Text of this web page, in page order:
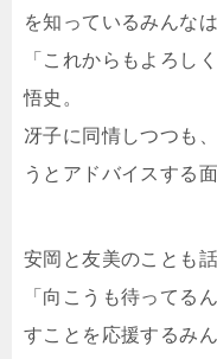
を知っているみんな
「これからもよろし
悟史。
冴子に同情しつつも
うとアドバイスする面
安岡と友美のことも話
「向こうも待ってる
すことを応援するみん